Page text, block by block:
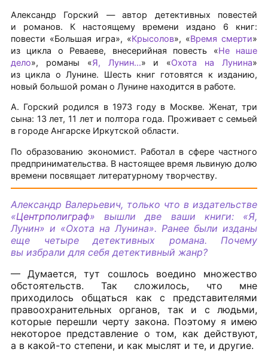
Александр Горский — автор детективных повестей
и романов. К настоящему времени издано 6 книг:
повести «Большая игра», «Крысолов», «Время смерти»
из цикла о Реваеве, внесерийная повесть «Не наше
дело», романы «Я, Лунин...» и «Охота на Лунина»
из цикла о Лунине. Шесть книг готовятся к изданию,
новый большой роман о Лунине находится в работе.
А. Горский родился в 1973 году в Москве. Женат, три
сына: 13 лет, 11 лет и полтора года. Проживает с семьей
в городе Ангарске Иркутской области.
По образованию экономист. Работал в сфере частного
предпринимательства. В настоящее время львиную долю
времени посвящает литературному творчеству.
Александр Валерьевич, только что в издательстве
«Центрполиграф» вышли две ваши книги: «Я,
Лунин» и «Охота на Лунина». Ранее были изданы
еще четыре детективных романа. Почему
вы избрали для себя детективный жанр?
— Думается, тут сошлось воедино множество
обстоятельств. Так сложилось, что мне
приходилось общаться как с представителями
правоохранительных органов, так и с людьми,
которые перешли черту закона. Поэтому я имею
некоторое представление о том, как действуют,
а в какой-то степени, и как мыслят и те, и другие.